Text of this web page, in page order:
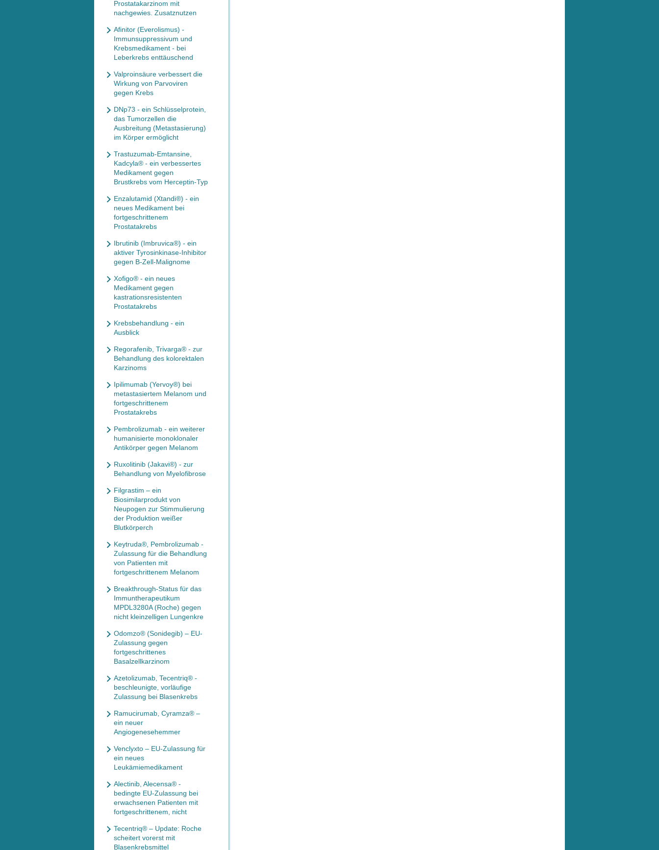
Prostatakarzinom mit
nachgewies. Zusatznutzen
Afinitor (Everolismus) -
Immunsuppressivum und
Krebsmedikament - bei
Leberkrebs enttäuschend
Valproinsäure verbessert die
Wirkung von Parvoviren
gegen Krebs
DNp73 - ein Schlüsselprotein,
das Tumorzellen die
Ausbreitung (Metastasierung)
im Körper ermöglicht
Trastuzumab-Emtansine,
Kadcyla® - ein verbessertes
Medikament gegen
Brustkrebs vom Herceptin-Typ
Enzalutamid (Xtandi®) - ein
neues Medikament bei
fortgeschrittenem
Prostatakrebs
Ibrutinib (Imbruvica®) - ein
aktiver Tyrosinkinase-Inhibitor
gegen B-Zell-Malignome
Xofigo® - ein neues
Medikament gegen
kastrationsresistenten
Prostatakrebs
Krebsbehandlung - ein
Ausblick
Regorafenib, Trivarga® - zur
Behandlung des kolorektalen
Karzinoms
Ipilimumab (Yervoy®) bei
metastasiertem Melanom und
fortgeschrittenem
Prostatakrebs
Pembrolizumab - ein weiterer
humanisierte monoklonaler
Antikörper gegen Melanom
Ruxolitinib (Jakavi®) - zur
Behandlung von Myelofibrose
Filgrastim – ein
Biosimilarprodukt von
Neupogen zur Stimmulierung
der Produktion weißer
Blutkörperch
Keytruda®, Pembrolizumab -
Zulassung für die Behandlung
von Patienten mit
fortgeschrittenem Melanom
Breakthrough-Status für das
Immuntherapeutikum
MPDL3280A (Roche) gegen
nicht kleinzelligen Lungenkre
Odomzo® (Sonidegib) – EU-
Zulassung gegen
fortgeschrittenes
Basalzellkarzinom
Azetolizumab, Tecentriq® -
beschleunigte, vorläufige
Zulassung bei Blasenkrebs
Ramucirumab, Cyramza® –
ein neuer
Angiogenesehemmer
Venclyxto – EU-Zulassung für
ein neues
Leukämiemedikament
Alectinib, Alecensa® -
bedingte EU-Zulassung bei
erwachsenen Patienten mit
fortgeschrittenem, nicht
Tecentriq® – Update: Roche
scheitert vorerst mit
Blasenkrebsmittel